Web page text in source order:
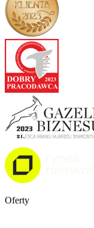
Oferty